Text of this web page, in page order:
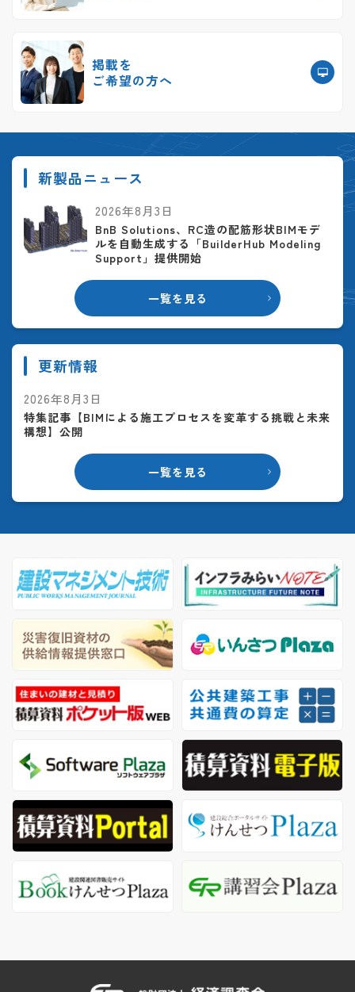
掲載を
ご希望の方へ
新製品ニュース
一覧を見る
2026年8月3日
BnB Solutions、RC造の配筋形状BIMモデ
ルを自動生成する「BuilderHub Modeling
Support」提供開始
更新情報
一覧を見る
2026年8月3日
特集記事【BIMによる施工プロセスを変革する挑戦と未来
構想】公開